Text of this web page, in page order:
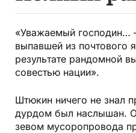
«Уважаемый господин…
выпавшей из почтового
результате рандомной
совестью нации».
Штюкин ничего не знал
дурдом был наслышан.
зевом мусоропровода